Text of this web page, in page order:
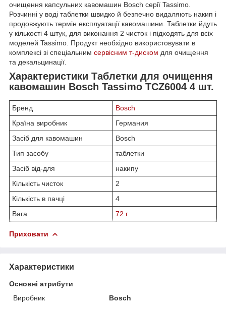
очищення капсульних кавомашин Bosch серії Tassimo.
Розчинні у воді таблетки швидко й безпечно видаляють накип і
продовжують термін експлуатації кавомашини. Таблетки йдуть
у кількості 4 штук, для виконання 2 чисток і підходять для всіх
моделей Tassimo. Продукт необхідно використовувати в
комплексі зі спеціальним сервісним т-диском для очищення
та декальцинації.
Характеристики Таблетки для очищення
кавомашин Bosch Tassimo TCZ6004 4 шт.
Бренд
Bosch
Країна виробник
Германия
Засіб для кавомашин
Bosch
Тип засобу
таблетки
Засіб від-для
накипу
Кількість чисток
2
Кількість в пачці
4
Вага
72 г
Приховати
Характеристики
Основні атрибути
Виробник
Bosch